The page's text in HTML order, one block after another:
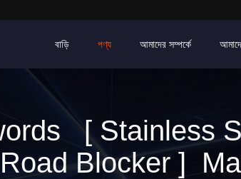
বাড়ি পণ্য আমাদের সম্পর্কে
[ Stainless
Road Blocker ]